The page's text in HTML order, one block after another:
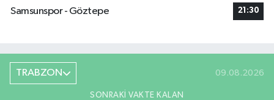
Samsunspor - Göztepe
21:30
TRABZON 09.08.2026
SONRAKI VAKTE KALAN